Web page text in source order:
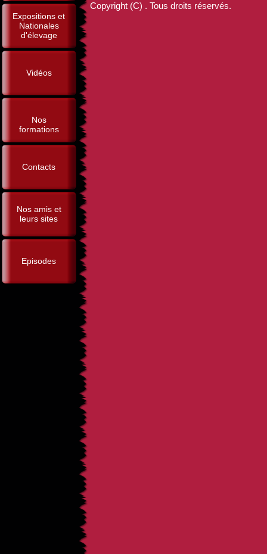
Expositions et
Nationales
d'élevage
Vidéos
Nos
formations
Contacts
Nos amis et
leurs sites
Episodes
Copyright (C) . Tous droits réservés.